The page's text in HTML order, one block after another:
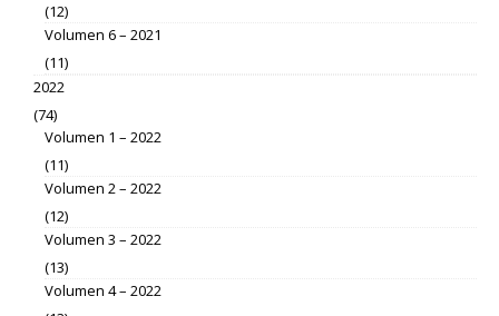
(12)
Volumen 6 – 2021
(11)
2022
(74)
Volumen 1 – 2022
(11)
Volumen 2 – 2022
(12)
Volumen 3 – 2022
(13)
Volumen 4 – 2022